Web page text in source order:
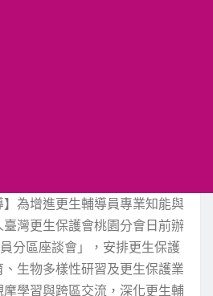
】為增進更生輔導員專業知能與
灣更生保護會桃園分會日前辦
分區座談會」，安排更生保護
生物多樣性研習及更生保護業
學習與跨區交流，深化更生輔